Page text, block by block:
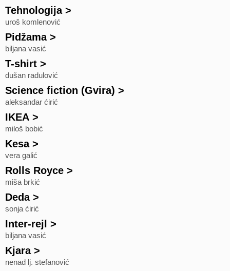
Tehnologija>
uroš komlenović
Pidžama>
biljana vasić
T-shirt >
dušan radulović
Science fiction (Gvira) >
aleksandar ćirić
IKEA >
miloš bobić
Kesa>
vera galić
Rolls Royce >
miša brkić
Deda>
sonja ćirić
Inter-rejl >
biljana vasić
Kjara>
nenad lj. stefanović